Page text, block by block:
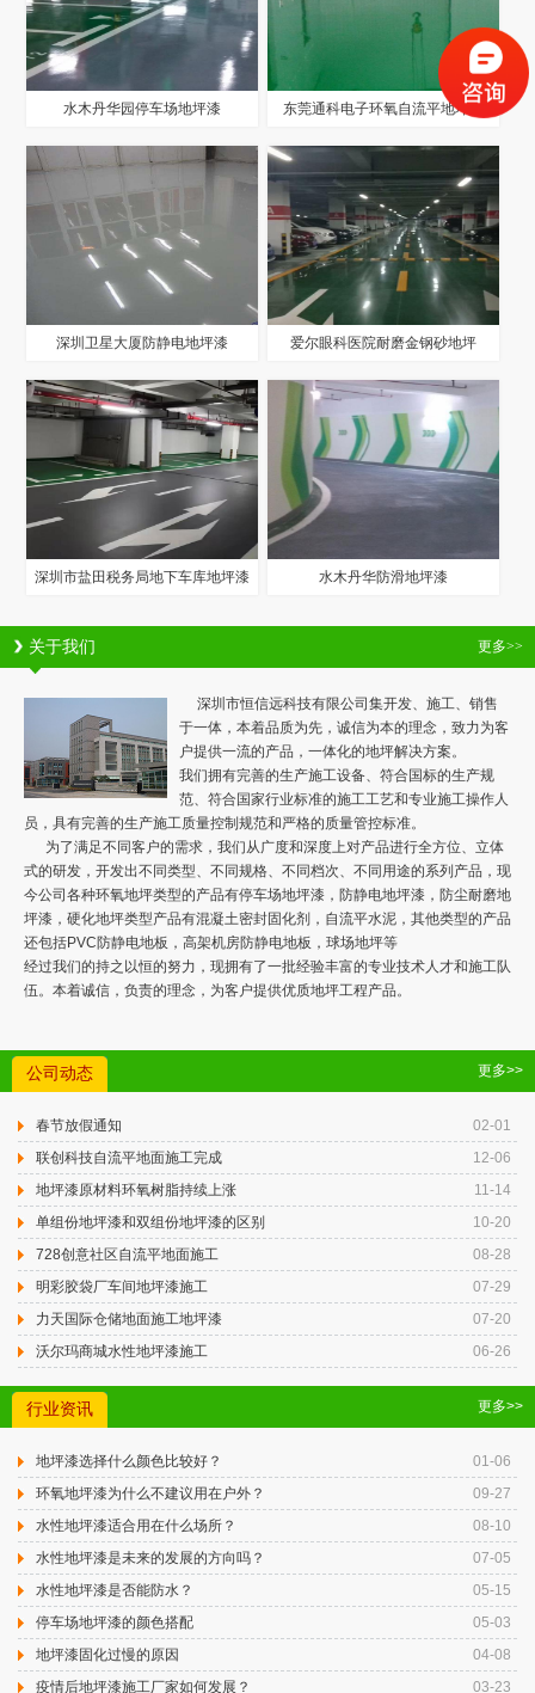
水木丹华园停车场地坪漆 东莞通科电子环氧自流平地坪漆
深圳卫星大厦防静电地坪漆 爱尔眼科医院耐磨金钢砂地坪
深圳市盐田税务局地下车库地坪漆 水木丹华防滑地坪漆
更多>>
关于我们
深圳市恒信远科技有限公司集开发、施工、销售
于一体，本着品质为先，诚信为本的理念，致力为客
户提供一流的产品，一体化的地坪解决方案。
我们拥有完善的生产施工设备、符合国标的生产规
范、符合国家行业标准的施工工艺和专业施工操作人
员，具有完善的生产施工质量控制规范和严格的质量管控标准。
为了满足不同客户的需求，我们从广度和深度上对产品进行全方位、立体
式的研发，开发出不同类型、不同规格、不同档次、不同用途的系列产品，现
今公司各种环氧地坪类型的产品有停车场地坪漆，防静电地坪漆，防尘耐磨地
坪漆，硬化地坪类型产品有混凝土密封固化剂，自流平水泥，其他类型的产品
还包括PVC防静电地板，高架机房防静电地板，球场地坪等
经过我们的持之以恒的努力，现拥有了一批经验丰富的专业技术人才和施工队
伍。本着诚信，负责的理念，为客户提供优质地坪工程产品。
更多>>
公司动态
02-01
春节放假通知
12-06
联创科技自流平地面施工完成
11-14
地坪漆原材料环氧树脂持续上涨
10-20
单组份地坪漆和双组份地坪漆的区别
08-28
728创意社区自流平地面施工
07-29
明彩胶袋厂车间地坪漆施工
07-20
力天国际仓储地面施工地坪漆
06-26
沃尔玛商城水性地坪漆施工
更多>>
行业资讯
01-06
地坪漆选择什么颜色比较好？
09-27
环氧地坪漆为什么不建议用在户外？
08-10
水性地坪漆适合用在什么场所？
07-05
水性地坪漆是未来的发展的方向吗？
05-15
水性地坪漆是否能防水？
05-03
停车场地坪漆的颜色搭配
04-08
地坪漆固化过慢的原因
03-23
疫情后地坪漆施工厂家如何发展？